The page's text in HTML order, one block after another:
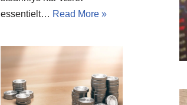
essentielt… Read More »